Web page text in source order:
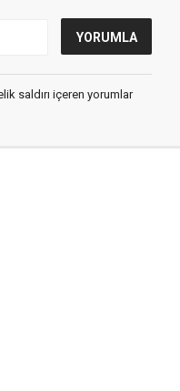
saldırı içeren yorumlar